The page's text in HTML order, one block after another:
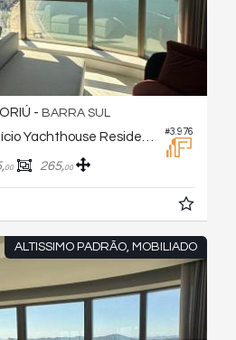
#3.976
- BARRA SUL
Apartamento no Edifício Yachthouse Residence
00 265,00
ALTISSIMO PADRÃO, MOBILIADO